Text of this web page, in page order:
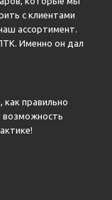
с клиентами
ассортимент.
Именно он дал
как правильно
возможность